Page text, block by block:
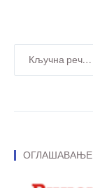
ОГЛАШАВАЊЕ